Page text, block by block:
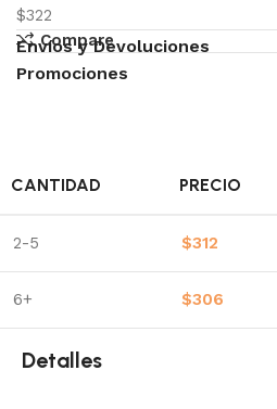
$322
Compare
Envíos y Devoluciones
Promociones
CANTIDAD PRECIO
2-5 $312
6+ $306
Detalles